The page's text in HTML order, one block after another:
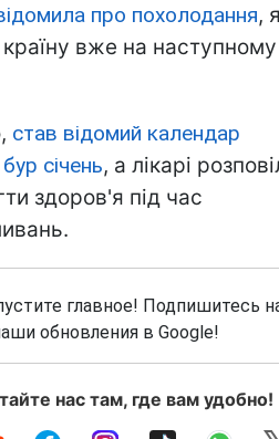
про похолодання,
вже на наступному
став відомий календар
січень, а лікарі
здоров'я під час
главное! Подпишитесь
обновления в Google!
нас там, где вам удобно!